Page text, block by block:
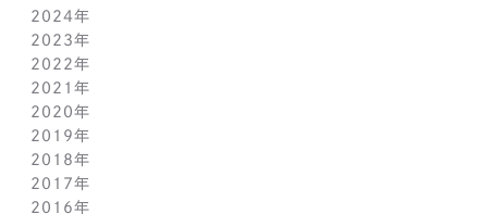
6月(1)
5月(1)
4月(1)
3月(1)
2月(1)
1月(1)
12月(1)
11月(1)
10月(1)
9月(1)
8月(1)
7月(1)
6月(1)
5月(1)
4月(1)
2024年
11月(1)
10月(1)
9月(1)
8月(1)
7月(1)
6月(1)
5月(1)
4月(1)
2023年
11月(1)
10月(1)
9月(1)
8月(1)
7月(1)
6月(1)
5月(1)
2022年
11月(1)
10月(1)
9月(1)
8月(1)
7月(1)
6月(1)
2021年
11月(1)
10月(1)
9月(1)
8月(1)
7月(1)
2020年
11月(2)
9月(2)
7月(1)
6月(2)
2019年
12月(2)
10月(1)
9月(2)
2018年
12月(1)
11月(1)
2017年
12月(1)
2016年